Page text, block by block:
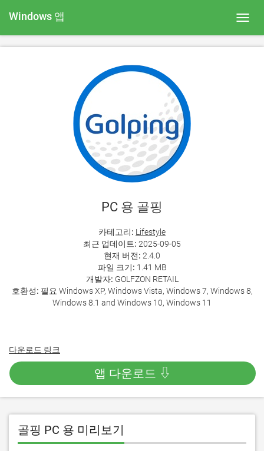
Windows 앱
PC 용 골핑
카테고리: Lifestyle
최근 업데이트: 2025-09-05
현재 버전: 2.4.0
파일 크기: 1.41 MB
개발자: GOLFZON RETAIL
호환성: 필요 Windows XP, Windows Vista, Windows 7, Windows 8,
Windows 8.1 and Windows 10, Windows 11
다운로드 링크
앱 다운로드 ⇩
골핑 PC 용 미리보기